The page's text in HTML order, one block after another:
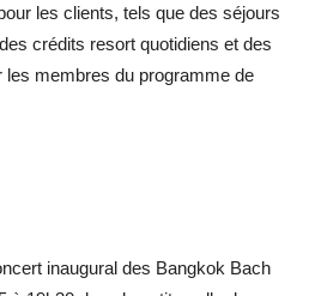
les clients, tels que des séjours
crédits resort quotidiens et des
les membres du programme de
inaugural des Bangkok Bach